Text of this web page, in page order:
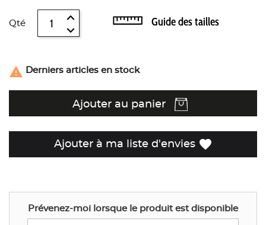
Qté Guide des tailles
 Derniers articles en stock
Ajouter au panier
Ajouter à ma liste d'envies favorite
Prévenez-moi lorsque le produit est disponible